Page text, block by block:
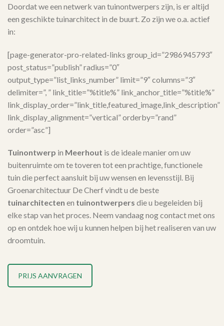
Doordat we een netwerk van tuinontwerpers zijn, is er altijd
een geschikte tuinarchitect in de buurt. Zo zijn we o.a. actief
in:
[page-generator-pro-related-links group_id=”2986945793″
post_status=”publish” radius=”0″
output_type=”list_links_number” limit=”9″ columns=”3″
delimiter=”, ” link_title=”%title%” link_anchor_title=”%title%”
link_display_order=”link_title,featured_image,link_description”
link_display_alignment=”vertical” orderby=”rand”
order=”asc”]
Tuinontwerp in Meerhout is de ideale manier om uw
buitenruimte om te toveren tot een prachtige, functionele
tuin die perfect aansluit bij uw wensen en levensstijl. Bij
Groenarchitectuur De Cherf vindt u de beste
tuinarchitecten en tuinontwerpers die u begeleiden bij
elke stap van het proces. Neem vandaag nog contact met ons
op en ontdek hoe wij u kunnen helpen bij het realiseren van uw
droomtuin.
PRIJS AANVRAGEN